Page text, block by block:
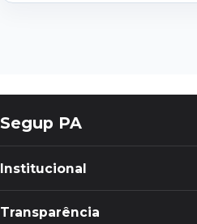
Segup PA
Institucional
Transparência